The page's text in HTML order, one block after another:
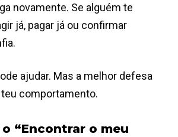
novamente. Se alguém te
já, pagar já ou confirmar
ajudar. Mas a melhor defesa
comportamento.
“Encontrar o meu